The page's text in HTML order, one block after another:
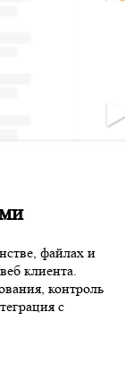
файлах и
клиента.
контроль
с